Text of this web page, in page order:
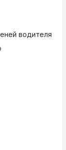
водителя